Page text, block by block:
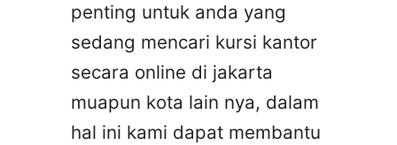
penting untuk anda yang
sedang mencari kursi kantor
secara online di jakarta
muapun kota lain nya, dalam
hal ini kami dapat membantu